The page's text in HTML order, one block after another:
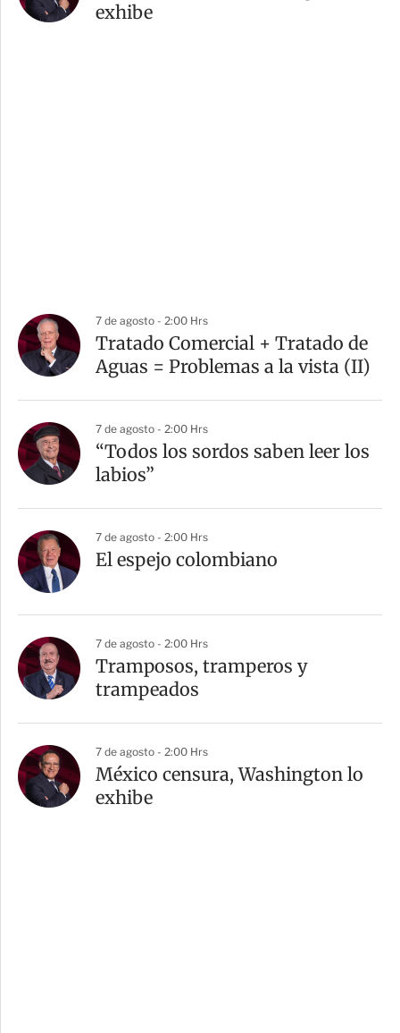
exhibe
7 de agosto - 2:00 Hrs
Tratado Comercial + Tratado de
Aguas = Problemas a la vista (II)
7 de agosto - 2:00 Hrs
“Todos los sordos saben leer los
labios”
7 de agosto - 2:00 Hrs
El espejo colombiano
7 de agosto - 2:00 Hrs
Tramposos, tramperos y
trampeados
7 de agosto - 2:00 Hrs
México censura, Washington lo
exhibe